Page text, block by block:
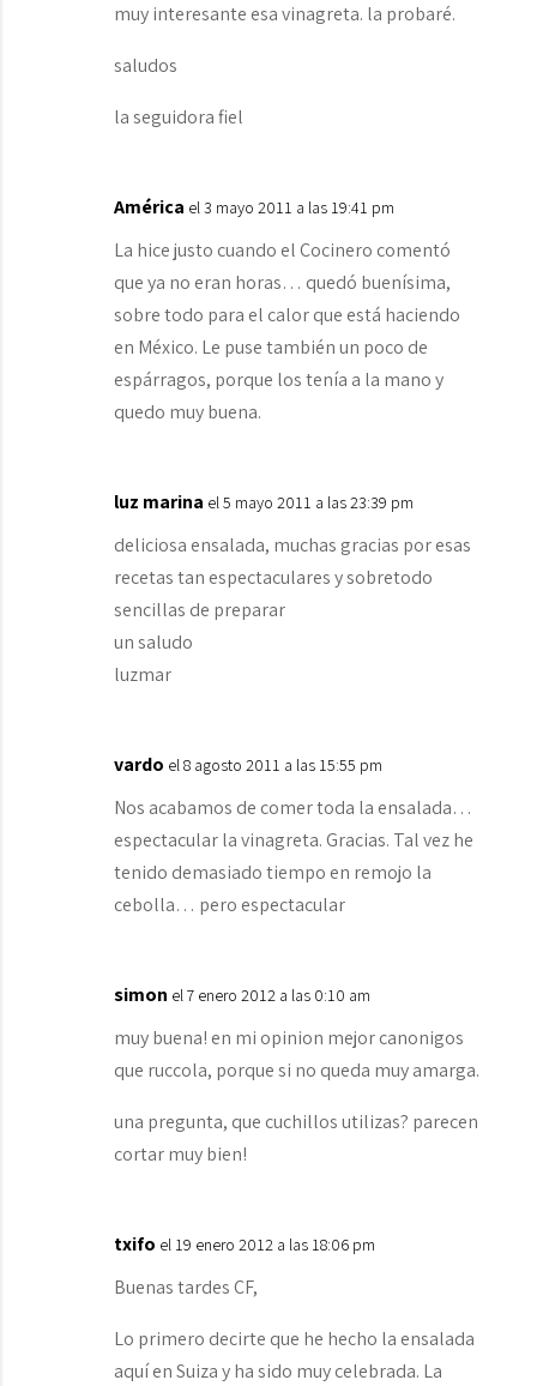
muy interesante esa vinagreta. la probaré.
saludos
la seguidora fiel
América el 3 mayo 2011 a las 19:41 pm
La hice justo cuando el Cocinero comentó
que ya no eran horas… quedó buenísima,
sobre todo para el calor que está haciendo
en México. Le puse también un poco de
espárragos, porque los tenía a la mano y
quedo muy buena.
luz marina el 5 mayo 2011 a las 23:39 pm
deliciosa ensalada, muchas gracias por esas
recetas tan espectaculares y sobretodo
sencillas de preparar
un saludo
luzmar
vardo el 8 agosto 2011 a las 15:55 pm
Nos acabamos de comer toda la ensalada…
espectacular la vinagreta. Gracias. Tal vez he
tenido demasiado tiempo en remojo la
cebolla… pero espectacular
simon el 7 enero 2012 a las 0:10 am
muy buena! en mi opinion mejor canonigos
que ruccola, porque si no queda muy amarga.
una pregunta, que cuchillos utilizas? parecen
cortar muy bien!
txifo el 19 enero 2012 a las 18:06 pm
Buenas tardes CF,
Lo primero decirte que he hecho la ensalada
aquí en Suiza y ha sido muy celebrada. La